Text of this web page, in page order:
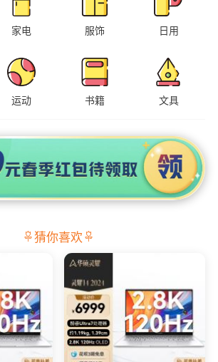
家电 服饰 日用
运动 书籍 文具
猜你喜欢